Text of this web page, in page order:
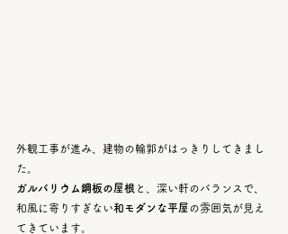
外観工事が進み、建物の輪郭がはっきりしてきまし
た。
ガルバリウム鋼板の屋根 と、深い軒のバランスで、
和風に寄りすぎない和モダンな平屋の雰囲気が見え
てきています。